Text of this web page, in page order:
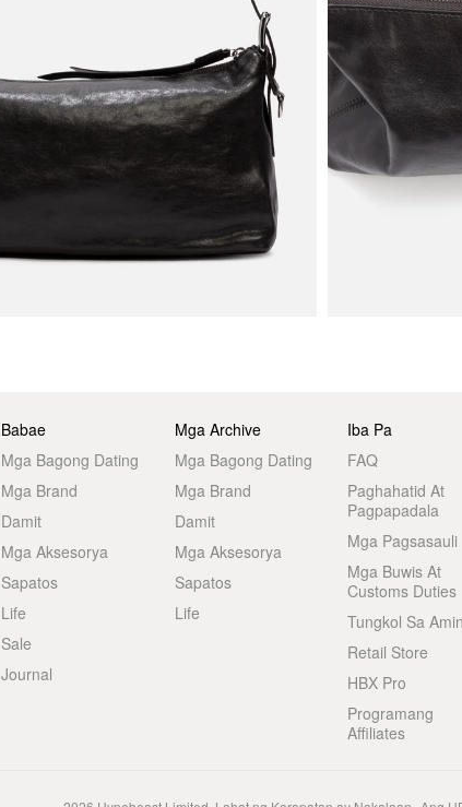
Babae
Mga Bagong Dating
Mga Brand
Damit
Mga Aksesorya
Sapatos
Life
Sale
Journal
Mga Archive
Mga Bagong Dating
Mga Brand
Damit
Mga Aksesorya
Sapatos
Life
Iba Pa
FAQ
Paghahatid At
Pagpapadala
Mga Pagsasauli
Mga Buwis At
Customs Duties
Tungkol Sa Amin
Retail Store
HBX Pro
Programang
Affiliates